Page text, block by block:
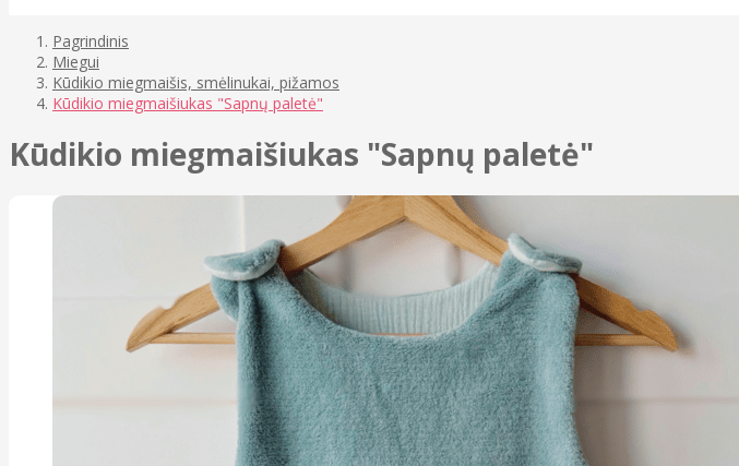
Pagrindinis
Miegui
Kūdikio miegmaišis, smėlinukai, pižamos
Kūdikio miegmaišiukas "Sapnų paletė"
Kūdikio miegmaišiukas "Sapnų paletė"